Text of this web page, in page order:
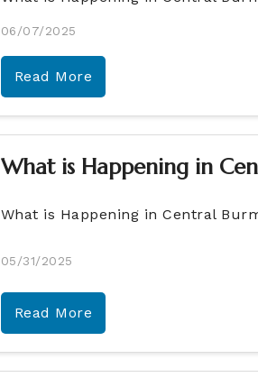
06/07/2025
Read More
What is Happening in
What is Happening in Central
05/31/2025
Read More